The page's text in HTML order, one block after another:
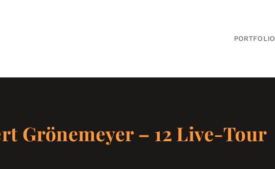
PORTFOLIO
Grönemeyer – 12 Live-Tour